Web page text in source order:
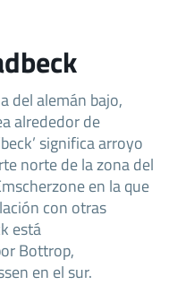
del alemán bajo,
alrededor de
significa arroyo
norte de la zona del
en la que
con otras
está
Bottrop,
en el sur.